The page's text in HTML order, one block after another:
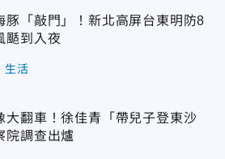
豚「敲門」！新北高屏台東明防8
颳到入夜
生活
大翻車！徐佳青「帶兒子登東沙
院調查出爐